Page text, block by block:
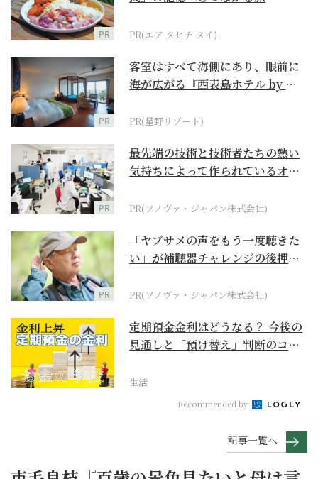
PR PR(エア タヒチ ヌイ)
PR
客室はすべて海側にあり、眼前に
海が広がる『西表島ホテル by 星
PR(星野リゾート)
PR
最先端の技術と技術者たちの熱い
気持ちによって作られているオー
PR(ソノヴァ・ジャパン株式会社)
PR
「ヤブサメの声をもう一度聴きた
い」が補聴器チャレンジの後押し
PR(ソノヴァ・ジャパン株式会社)
定期預金金利はどうなる？ 今後の
見通しと「預け替え」判断のコツ
生活
Recommended by
記事一覧へ